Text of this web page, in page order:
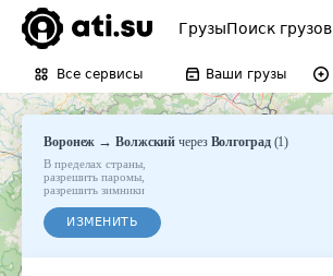
ГрузыПоиск грузов
Все сервисы Ваши грузы
Воронеж →Волжский через Волгоград(1)
В пределах страны
разрешить паромы
разрешить зимники
ИЗМЕНИТЬ